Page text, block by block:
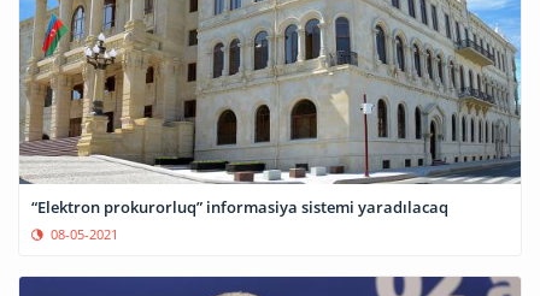
“Elektron prokurorluq” informasiya sistemi yaradılacaq
08-05-2021